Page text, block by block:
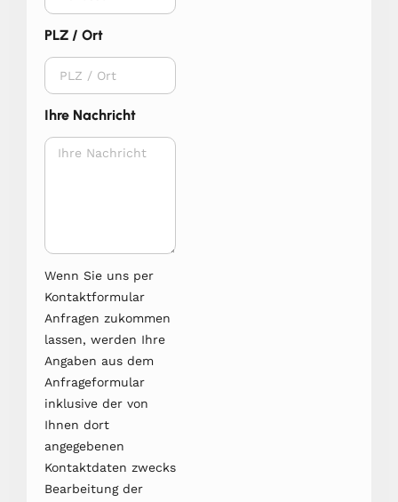
PLZ / Ort
Ihre Nachricht
Wenn Sie uns per
Kontaktformular
Anfragen zukommen
lassen, werden Ihre
Angaben aus dem
Anfrageformular
inklusive der von
Ihnen dort
angegebenen
Kontaktdaten zwecks
Bearbeitung der